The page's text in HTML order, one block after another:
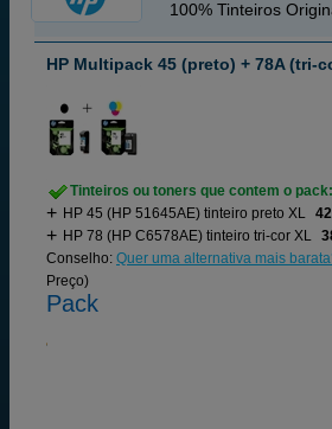
100% Tinteiros
HP Multipack 45 (preto) + 78A (tri-
Tinteiros ou toners que contem o pack:
HP 45 (HP 51645AE) tinteiro preto XL
HP 78 (HP C6578AE) tinteiro tri-cor XL
Conselho: Quer uma alternativa mais
Preço)
Pack